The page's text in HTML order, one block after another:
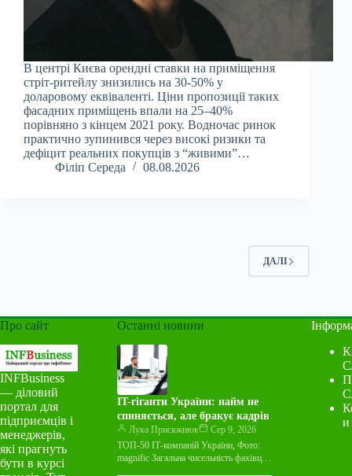
В центрі Києва орендні ставки на приміщення
стріт-ритейлу знизились на 30-50% у
доларовому еквіваленті. Ціни пропозиції таких
фасадних приміщень впали на 25–40%
порівняно з кінцем 2021 року. Водночас ринок
практично зупинився через високі ризики та
дефіцит реальних покупців з “живими”…
Філіп Середа
08.08.2026
ДАЛІ
Про сайт
INFBusiness
— діловий
портал для
підприємців і
менеджерів,
які прагнуть
бути в курсі
Останні новини
IT-гіганти України: найм не
спиняється, але бракує кадрів
Лука Присяжнюк
Сер 9, 2026
ТОП-50 ІТ-компаній України, Фото:
magnific Загальна чисельність фахівців
и